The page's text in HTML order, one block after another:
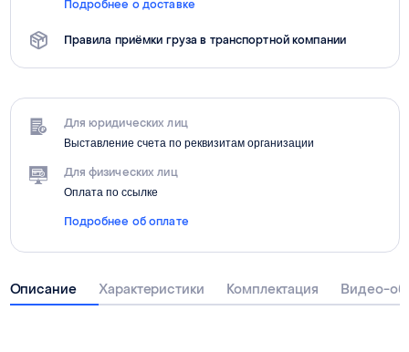
Подробнее о доставке
Правила приёмки груза в транспортной компании
Для юридических лиц
Выставление счета по реквизитам организации
Для физических лиц
Оплата по ссылке
Подробнее об оплате
Описание Характеристики Комплектация Видео-